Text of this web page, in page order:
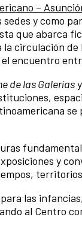
–
y como
que abarca
circulación
encuentro
de las Galeríasy
y
territorios
las
al Centro